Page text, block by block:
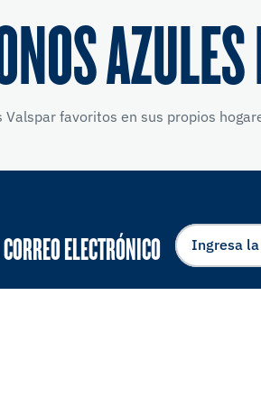
favoritos en sus propios
ELECTRÓNICO